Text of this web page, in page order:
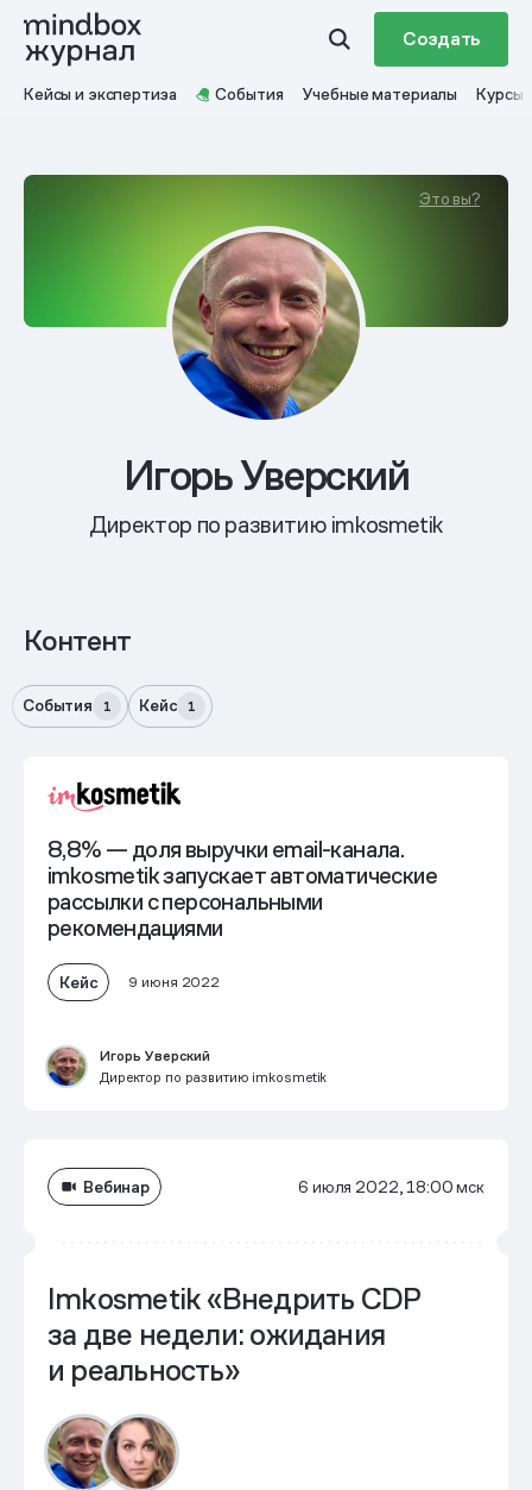
Создать
Кейсы и экспертиза События Учебные материалы Курсы
Это вы?
Игорь Уверский
Директор по развитию imkosmetik
Контент
События 1 Кейс 1
8,8% — доля выручки email-канала.
imkosmetik запускает автоматические
рассылки с персональными
рекомендациями
Кейс 9 июня 2022
Игорь Уверский
Директор по развитию imkosmetik
Вебинар 6 июля 2022, 18:00 мск
Imkosmetik «Внедрить CDP
за две недели: ожидания
и реальность»